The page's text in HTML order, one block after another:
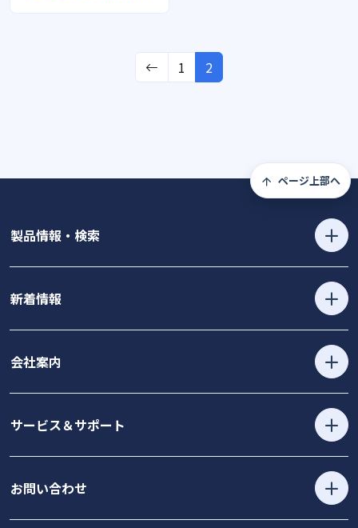
1 2
ページ上部へ
製品情報・検索
新着情報
会社案内
サービス＆サポート
お問い合わせ